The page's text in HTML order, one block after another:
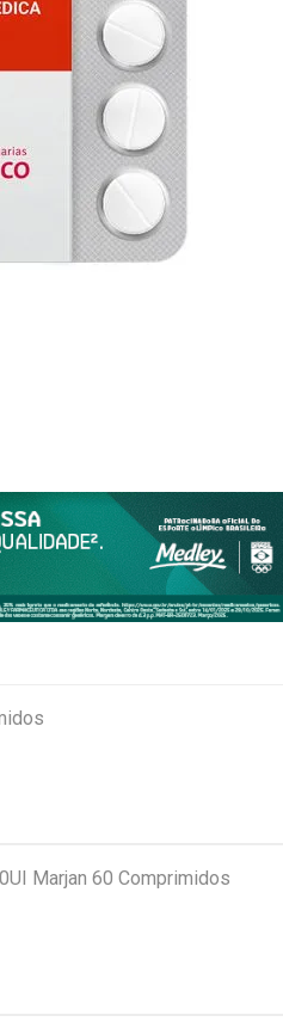
Marjan 60 Comprimidos